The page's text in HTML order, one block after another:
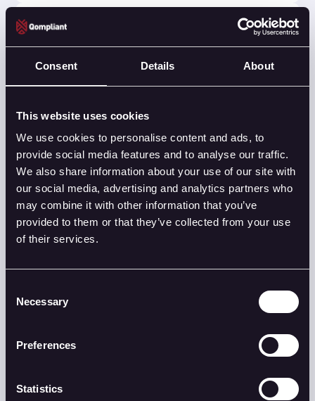
Consent Details About
This website uses cookies
We use cookies to personalise content and ads, to
provide social media features and to analyse our traffic.
We also share information about your use of our site with
our social media, advertising and analytics partners who
may combine it with other information that you’ve
provided to them or that they’ve collected from your use
of their services.
Selection
Necessary
Preferences
Statistics
3. Onlinecampagnes
We voeren niet alleen persoonlijke zoekopdrachten
uit, maar ook onlinecampagnes. Op deze manier
We maken gebruik van LinkedIn, gericht adverteren
en vacaturebanken. Zo vergroten we de kans om de
perfecte match te vinden.
4.Selectie
Wij vinden een langdurige relatie tussen bedrijf en
gesprekken en het beheren van eventuele tests en
5. Aanbod
Als jij de perfecte kandidaat hebt gekozen, helpen
we met alle administratieve zaken. Denk